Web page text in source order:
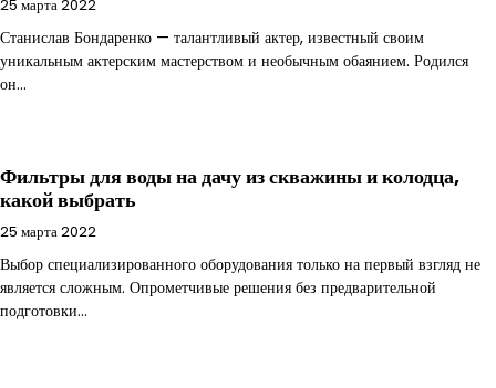
25 марта 2022
Станислав Бондаренко — талантливый актер, известный своим
уникальным актерским мастерством и необычным обаянием. Родился
он…
Фильтры для воды на дачу из скважины и колодца,
какой выбрать
25 марта 2022
Выбор специализированного оборудования только на первый взгляд не
является сложным. Опрометчивые решения без предварительной
подготовки…